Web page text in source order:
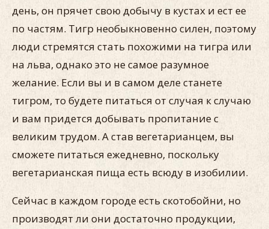
день, он прячет свою добычу в кустах и ест ее
по частям. Тигр необыкновенно силен, поэтому
люди стремятся стать похожими на тигра или
на льва, однако это не самое разумное
желание. Если вы и в самом деле станете
тигром, то будете питаться от случая к случаю
и вам придется добывать пропитание с
великим трудом. А став вегетарианцем, вы
сможете питаться ежедневно, поскольку
вегетарианская пища есть всюду в изобилии.
Сейчас в каждом городе есть скотобойни, но
производят ли они достаточно продукции,